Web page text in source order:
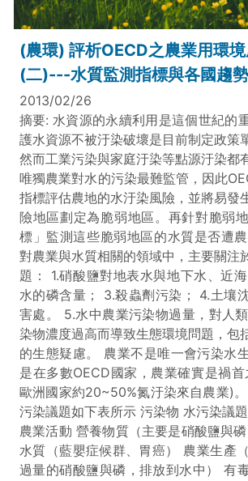
(農環) 評析OECD之農業用環
(二)---水質監測指標與各國趨勢
2013/02/26
摘要: 水資源的永續利用是這個世紀的重要課題，因此保
護水資源不被汙染破壞是目前制定政策
然而工業污染與家庭汙染等點源汙染都
唯獨農業對水的污染最難監管，因此
指標評估農地的水汙染風險，並將易發
險地區劃定為脆弱地區。再針對脆弱
標」監測這些脆弱地區的水質是否遭
對農業與水質相關的領域中，主要關注
題： 1.硝酸鹽對地表水與地下水、近
水的磷含量； 3.殺蟲劑污染； 4.土壤
害處。 5.水中農業污染物過量，對人
染物濃度過高而導致生態環境問題，包
的生態疑慮。 農業不是唯一會污染水
是在多數OECD國家，農業確實是禍首
歐洲國家約20~50%氮汙染來自農業)
污染議題如下表所示 污染物 水污染議題 造成汙染的幾項
農業活動 營養物質（主要是硝酸鹽與磷） 優養化與危害
水質（藍嬰症候群、胃癌） 農業生產（肥料與糞肥含有
過量的硝酸鹽與磷，排放到水中） 有毒污染物（主要是